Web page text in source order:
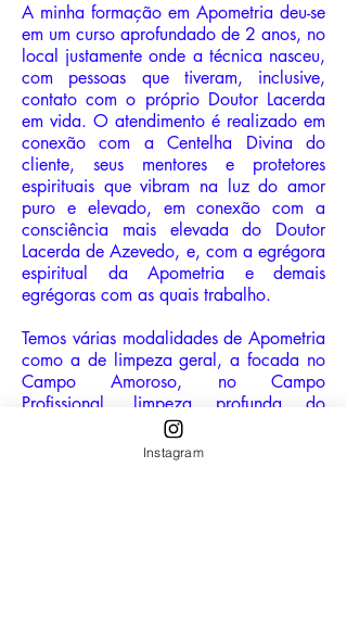
A minha formação em Apometria deu-se
em um curso aprofundado de 2 anos, no
local justamente onde a técnica nasceu,
com pessoas que tiveram, inclusive,
contato com o próprio Doutor Lacerda
em vida. O atendimento é realizado em
conexão com a Centelha Divina do
cliente, seus mentores e protetores
espirituais que vibram na luz do amor
puro e elevado, em conexão com a
consciência mais elevada do Doutor
Lacerda de Azevedo, e, com a egrégora
espiritual da Apometria e demais
egrégoras com as quais trabalho.
Temos várias modalidades de Apometria
como a de limpeza geral, a focada no
Campo Amoroso, no Campo
Profissional, limpeza profunda do
Campo Sexual, a de Arcanjo Sandalfon
que envolve, além da limpeza geral,
Instagram